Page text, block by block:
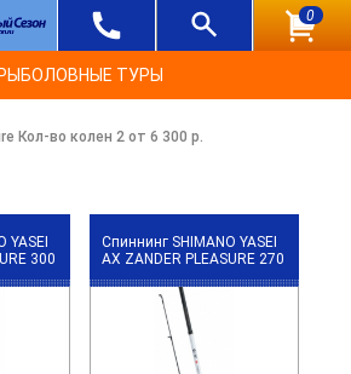
0
РЫБОЛОВНЫЕ ТУРЫ
Кол-во колен 2 от 6 300 р.
YASEI
300
Спиннинг SHIMANO YASEI
АХ ZANDER PLEASURE 270